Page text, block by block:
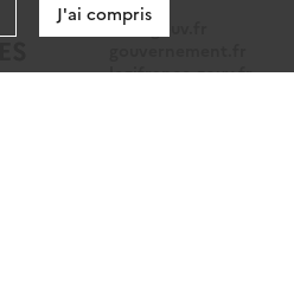
data.gouv.fr
legifrance.gouv.fr
J'ai compris